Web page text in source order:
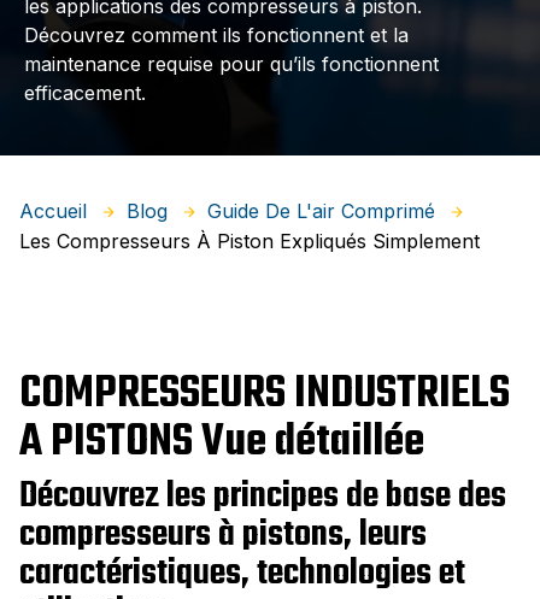
les applications des compresseurs à piston.
Découvrez comment ils fonctionnent et la
maintenance requise pour qu’ils fonctionnent
efficacement.
Accueil Blog
Guide De L'air Comprimé
Les Compresseurs À Piston Expliqués Simplement
COMPRESSEURS INDUSTRIELS
A PISTONS Vue détaillée
Découvrez les principes de base des
compresseurs à pistons, leurs
caractéristiques, technologies et